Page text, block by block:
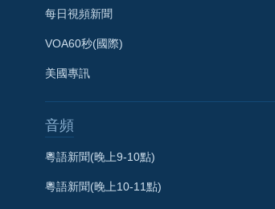
每日視頻新聞
VOA60秒(國際)
美國專訊
音頻
粵語新聞(晚上9-10點)
粵語新聞(晚上10-11點)